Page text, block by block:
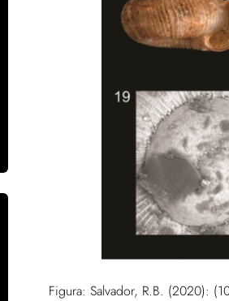
Figura: Salvador, R.B. (2020):